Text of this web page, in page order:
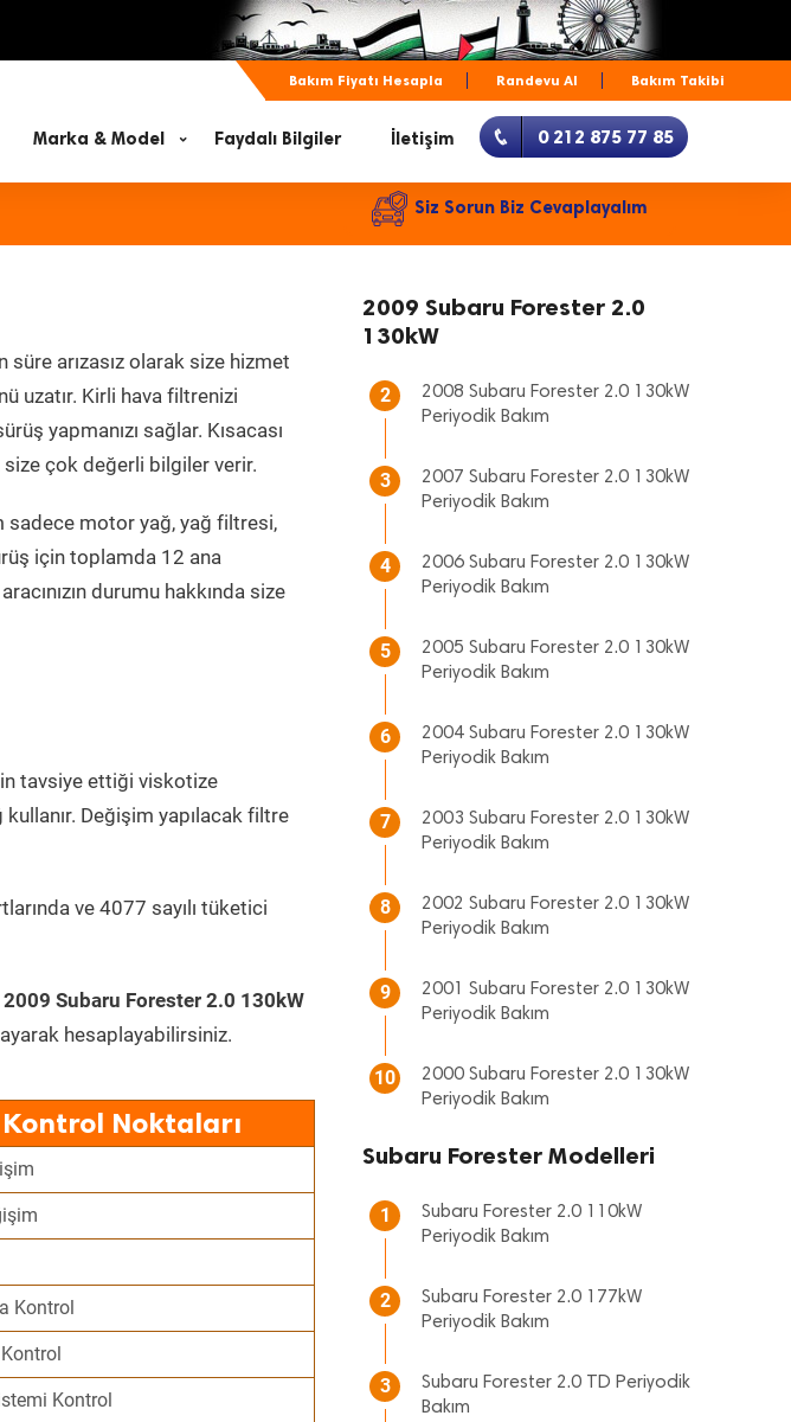
Bakım Fiyatı Hesapla Randevu Al Bakım Takibi
Marka & Model Faydalı Bilgiler İletişim 0 212 875 77 85
Siz Sorun Biz Cevaplayalım
süre arızasız olarak size hizmet
uzatır. Kirli hava filtrenizi
yapmanızı sağlar. Kısacası
size çok değerli bilgiler verir.
sadece motor yağ, yağ filtresi,
için toplamda 12 ana
durumu hakkında size
tavsiye ettiği viskotize
Değişim yapılacak filtre
ve 4077 sayılı tüketici
2009 Subaru Forester 2.0 130kW
hesaplayabilirsiniz.
Noktaları
Kontrol
Kontrol
2009 Subaru Forester 2.0
130kW
2
2008 Subaru Forester 2.0 130kW
Periyodik Bakım
3
2007 Subaru Forester 2.0 130kW
Periyodik Bakım
4
2006 Subaru Forester 2.0 130kW
Periyodik Bakım
5
2005 Subaru Forester 2.0 130kW
Periyodik Bakım
6
2004 Subaru Forester 2.0 130kW
Periyodik Bakım
7
2003 Subaru Forester 2.0 130kW
Periyodik Bakım
8
2002 Subaru Forester 2.0 130kW
Periyodik Bakım
9
2001 Subaru Forester 2.0 130kW
Periyodik Bakım
10
2000 Subaru Forester 2.0 130kW
Periyodik Bakım
Subaru Forester Modelleri
1
Subaru Forester 2.0 110kW
Periyodik Bakım
2
Subaru Forester 2.0 177kW
Periyodik Bakım
3
Subaru Forester 2.0 TD Periyodik
Bakım